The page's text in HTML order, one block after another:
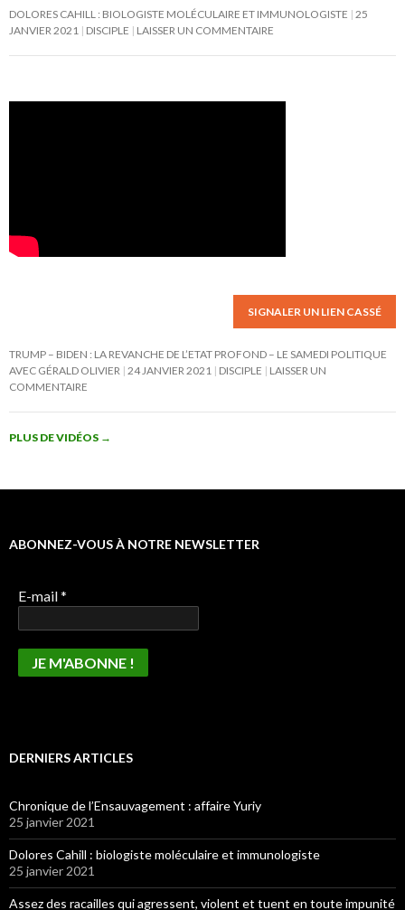
DOLORES CAHILL : BIOLOGISTE MOLÉCULAIRE ET IMMUNOLOGISTE 25
JANVIER 2021 DISCIPLE LAISSER UN COMMENTAIRE
SIGNALER UN LIEN CASSÉ
TRUMP – BIDEN : LA REVANCHE DE L’ETAT PROFOND – LE SAMEDI POLITIQUE
AVEC GÉRALD OLIVIER 24 JANVIER 2021 DISCIPLE
LAISSER UN
COMMENTAIRE
PLUS DE VIDÉOS →
ABONNEZ-VOUS À NOTRE NEWSLETTER
E-mail*
DERNIERS ARTICLES
Chronique de l’Ensauvagement : affaire Yuriy
25 janvier 2021
Dolores Cahill : biologiste moléculaire et immunologiste
25 janvier 2021
Assez des racailles qui agressent, violent et tuent en toute impunité